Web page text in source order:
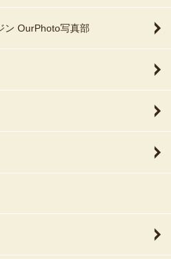
ン OurPhoto写真部